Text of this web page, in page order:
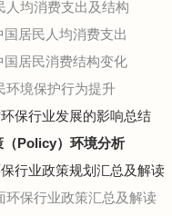
人均消费支出及结构
国居民人均消费支出
国居民消费结构变化
环境保护行为提升
保行业发展的影响总结
（Policy）环境分析
行业政策规划汇总及解读
环保行业政策汇总及解读